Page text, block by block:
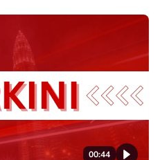
00:44